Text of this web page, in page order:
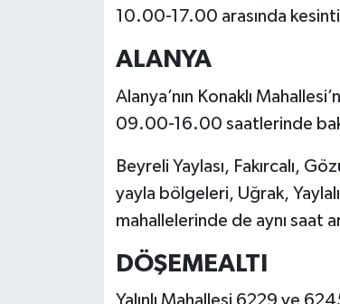
10.00-17.00 arasında
ALANYA
Alanya’nın Konaklı
09.00-16.00 saatlerinde
Beyreli Yaylası, Fakırcalı,
yayla bölgeleri, Uğrak,
mahallelerinde de aynı saat
DÖŞEMEALTI